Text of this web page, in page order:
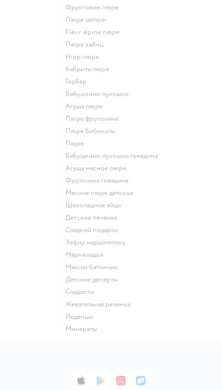
фруктовое пюре
пюре semper
fleur alpine пюре
пюре хайнц
hipp пюре
кабрита пюре
гербер
бабушкино лукошко
агуша пюре
пюре фрутоняня
пюре бибиколь
пюре
бабушкино лукошко говядина
агуша мясное пюре
фрутоняня говядина
мясное пюре детское
шоколадное яйцо
детское печенье
сладкий подарок
зефир маршмеллоу
мармеладки
мюсли батончик
детские десерты
сладости
жевательная резинка
леденцы
Минералы
App StoreGoogle Play
AppGallery
RuStore